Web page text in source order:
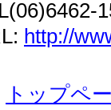
http://
トップペ